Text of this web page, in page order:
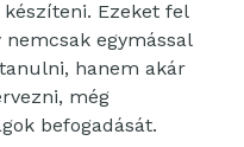
Ezeket fel
egymással
hanem akár
még
befogadását.